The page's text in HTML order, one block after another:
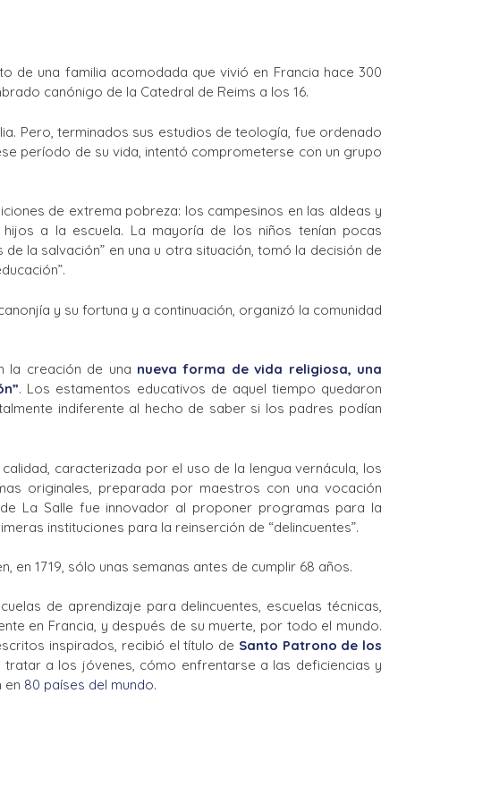
de una familia acomodada que vivió en Francia hace 300
canónigo de la Catedral de Reims a los 16.
Pero, terminados sus estudios de teología, fue ordenado
período de su vida, intentó comprometerse con un grupo
de extrema pobreza: los campesinos en las aldeas y
a la escuela. La mayoría de los niños tenían pocas
la salvación” en una u otra situación, tomó la decisión de
y su fortuna y a continuación, organizó la comunidad
la creación de una nueva forma de vida religiosa, una
. Los estamentos educativos de aquel tiempo quedaron
indiferente al hecho de saber si los padres podían
caracterizada por el uso de la lengua vernácula, los
originales, preparada por maestros con una vocación
La Salle fue innovador al proponer programas para la
instituciones para la reinserción de “delincuentes”.
1719, sólo unas semanas antes de cumplir 68 años.
de aprendizaje para delincuentes, escuelas técnicas,
en Francia, y después de su muerte, por todo el mundo.
inspirados, recibió el título de Santo Patrono de los
a los jóvenes, cómo enfrentarse a las deficiencias y
en 80 países del mundo.